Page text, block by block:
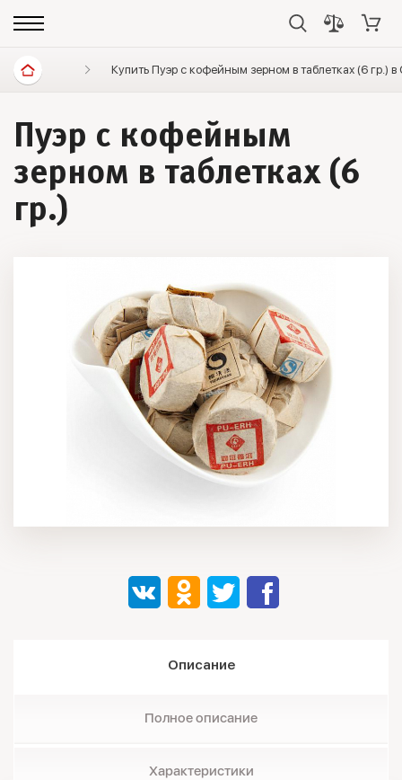
Диетические продукты Элитный чай Пуэр
Купить Пуэр с кофейным зерном в таблетках (6 гр.)
Пуэр с кофейным
зерном в таблетках (6
гр.)
Описание
Полное описание
Характеристики